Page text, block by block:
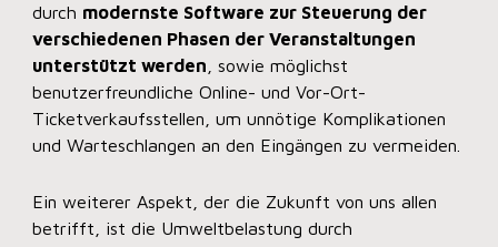
durch modernste Software zur Steuerung der
verschiedenen Phasen der Veranstaltungen
unterstützt werden , sowie möglichst
benutzerfreundliche Online- und Vor-Ort-
Ticketverkaufsstellen, um unnötige Komplikationen
und Warteschlangen an den Eingängen zu vermeiden.
Ein weiterer Aspekt, der die Zukunft von uns allen
betrifft, ist die Umweltbelastung durch